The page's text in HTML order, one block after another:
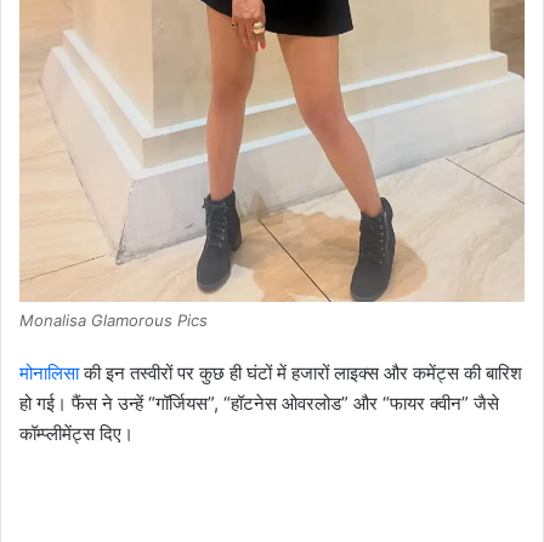
Monalisa Glamorous Pics
मोनालिसाकी इन तस्वीरों पर कुछ ही घंटों में हजारों लाइक्स और कमेंट्स की बारिश
हो गई। फैंस ने उन्हें “गॉर्जियस”, “हॉटनेस ओवरलोड” और “फायर क्वीन” जैसे
कॉम्प्लीमेंट्स दिए।